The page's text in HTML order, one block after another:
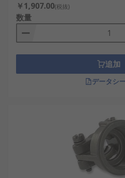
丸型コネクタバック
ー
ルのメーカーは、国内外に多数
主要なメーカーとその特徴です。
性の航空・防衛向けバック
TE Connectivity（ティー
：多様な産業向けに
ルを提供。防水・防塵仕様
￥1,907.00(税抜)
数量
追加
データシ